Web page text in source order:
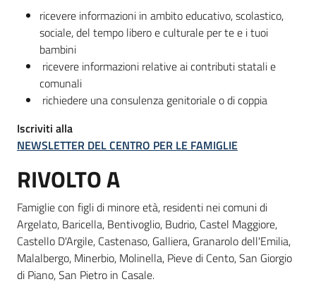
ricevere informazioni in ambito educativo, scolastico,
sociale, del tempo libero e culturale per te e i tuoi
bambini
ricevere informazioni relative ai contributi statali e
comunali
richiedere una consulenza genitoriale o di coppia
Iscriviti alla
NEWSLETTER DEL CENTRO PER LE FAMIGLIE
RIVOLTO A
Famiglie con figli di minore età, residenti nei comuni di
Argelato, Baricella, Bentivoglio, Budrio, Castel Maggiore,
Castello D'Argile, Castenaso, Galliera, Granarolo dell'Emilia,
Malalbergo, Minerbio, Molinella, Pieve di Cento, San Giorgio
di Piano, San Pietro in Casale.